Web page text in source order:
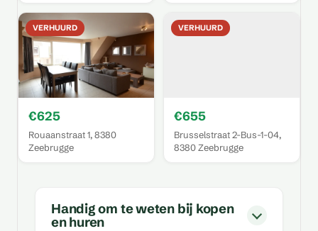
VERHUURD
€625
Rouaanstraat 1, 8380
Zeebrugge
VERHUURD
€655
Brusselstraat 2-Bus-1-04,
8380 Zeebrugge
Handig om te weten bij kopen
en huren